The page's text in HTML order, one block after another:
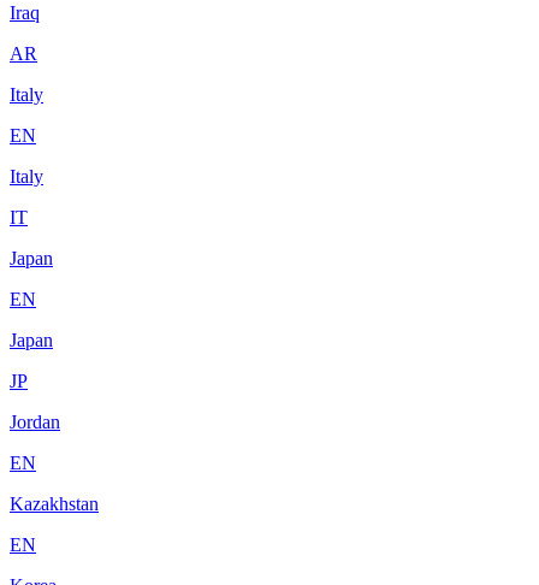
Iraq
AR
Italy
EN
Italy
IT
Japan
EN
Japan
JP
Jordan
EN
Kazakhstan
EN